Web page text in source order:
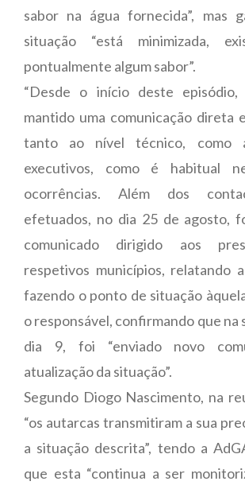
sabor na água fornecida”, mas
situação “está minimizada,
pontualmente algum sabor”.
“Desde o início deste
mantido uma comunicação direta
tanto ao nível técnico, como
executivos, como é habitual
ocorrências. Além dos
efetuados, no dia 25 de agosto,
comunicado dirigido aos
respetivos municípios, relatando
fazendo o ponto de situação
o responsável, confirmando que na
dia 9, foi “enviado novo
atualização da situação”.
Segundo Diogo Nascimento, na
“os autarcas transmitiram a sua
a situação descrita”, tendo a
que esta “continua a ser